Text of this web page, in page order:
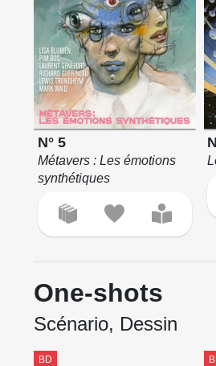
N° 5
Métavers : Les émotions
synthétiques
One-shots
Scénario, Dessin
BD